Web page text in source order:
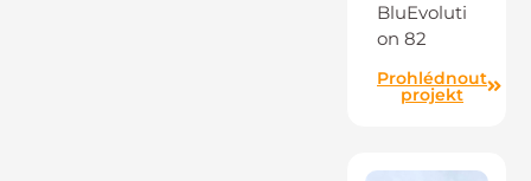
BluEvoluti
on 82
Prohlédnout
projekt